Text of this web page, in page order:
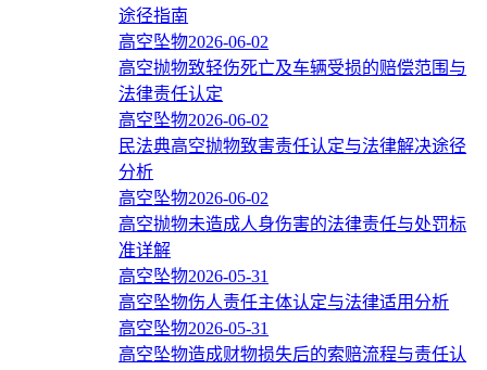
途径指南
高空坠物2026-06-02
高空抛物致轻伤死亡及车辆受损的赔偿范围与
法律责任认定
高空坠物2026-06-02
民法典高空抛物致害责任认定与法律解决途径
分析
高空坠物2026-06-02
高空抛物未造成人身伤害的法律责任与处罚标
准详解
高空坠物2026-05-31
高空坠物伤人责任主体认定与法律适用分析
高空坠物2026-05-31
高空坠物造成财物损失后的索赔流程与责任认